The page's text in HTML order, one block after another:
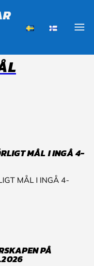
MÅL I INGÅ 4-
MÅL I INGÅ 4-
PÅ